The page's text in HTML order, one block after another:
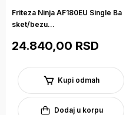
Friteza Ninja AF180EU Single Ba
sket/bezu...
24.840,00 RSD
Kupi odmah
Dodaj u korpu